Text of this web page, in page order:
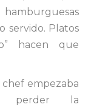
servido. Platos
hacen que
chef empezaba
perder la